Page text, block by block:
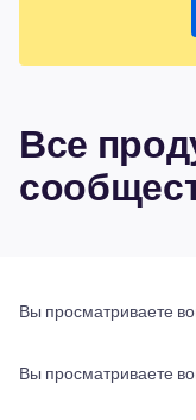
Все
Вы просматриваете
Вы просматриваете